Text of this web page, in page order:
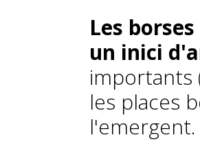
Les
un inici
importants
les places